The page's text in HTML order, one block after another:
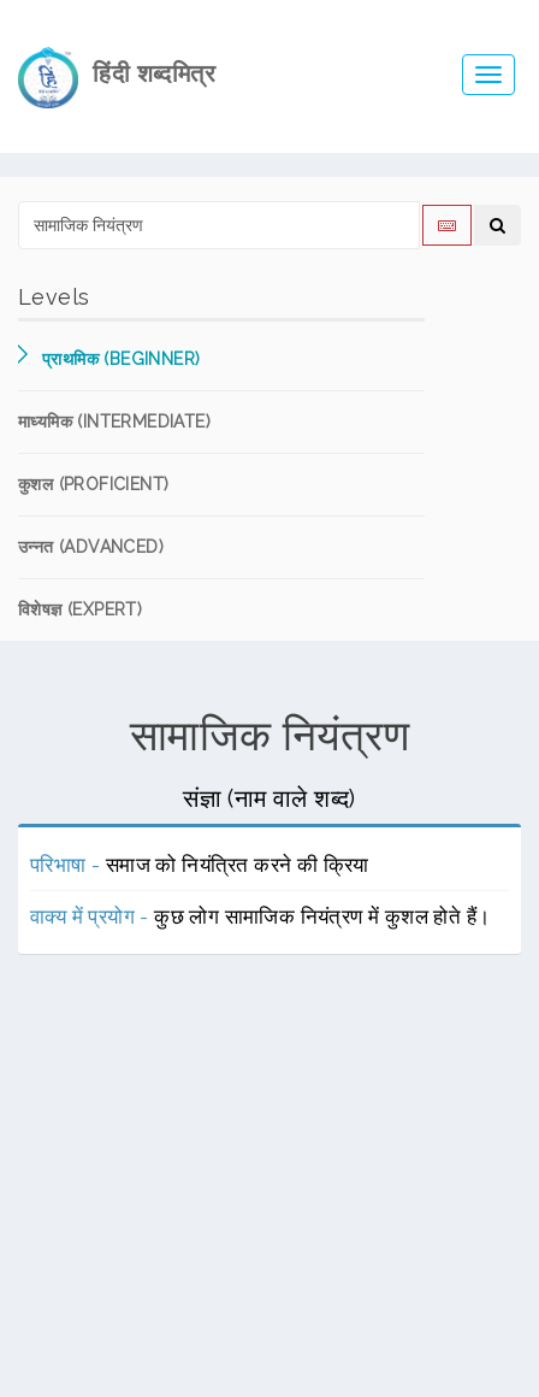
हिंदी शब्दमित्र
Levels
प्राथमिक (BEGINNER)
माध्यमिक (INTERMEDIATE)
कुशल (PROFICIENT)
उन्नत (ADVANCED)
विशेषज्ञ (EXPERT)
सामाजिक नियंत्रण
संज्ञा (नाम वाले शब्द)
परिभाषा -समाज को नियंत्रित करने की क्रिया
वाक्य में प्रयोग -कुछ लोग सामाजिक नियंत्रण में कुशल होते हैं।